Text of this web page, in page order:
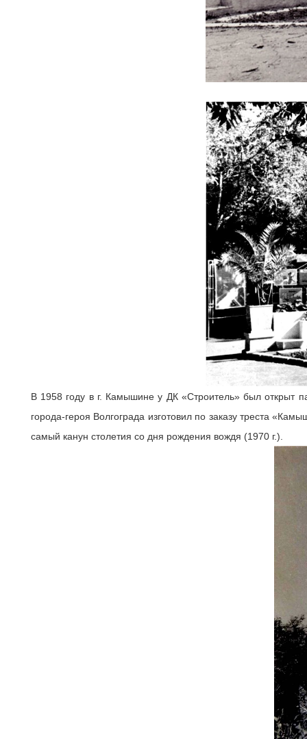
В 1958 году в г. Камышине у ДК «Строитель» был открыт
города-героя Волгограда изготовил по заказу треста
самый канун столетия со дня рождения вождя (1970 г.).